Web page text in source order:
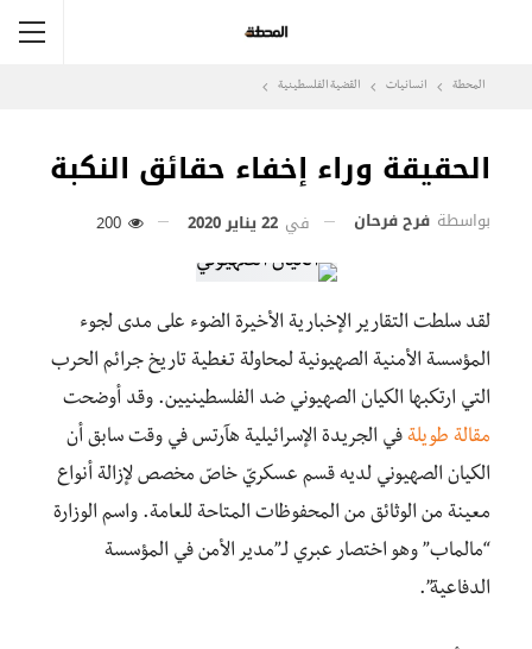
المحطة انسانيات القضية الفلسطينية
الحقيقة وراء إخفاء حقائق النكبة
بواسطة فرح فرحان في 22 يناير 2020
لقد سلطت التقارير الإخبارية الأخيرة الضوء على مدى لجوء
المؤسسة الأمنية الصهيونية لمحاولة تغطية تاريخ جرائم الحرب
التي ارتكبها الكيان الصهيوني ضد الفلسطينيين. وقد أوضحت
مقالة طويلة في الجريدة الإسرائيلية هآرتس في وقت سابق أن
الكيان الصهيوني لديه قسم عسكريّ خاصّ مخصص لإزالة أنواع
معينة من الوثائق من المحفوظات المتاحة للعامة. واسم الوزارة
“مالماب” وهو اختصار عبري لـ”مدير الأمن في المؤسسة
الدفاعية”.